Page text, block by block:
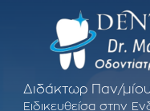
Διδάκτωρ Παν/
Ειδικευθείσα στην